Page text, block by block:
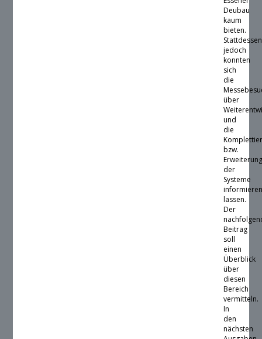
Deubau
kaum
bieten.
Stattdessen
jedoch
konnten
sich
die
über
und
die
bzw.
der
Systeme
lassen.
Der
Beitrag
soll
einen
Überblick
über
diesen
Bereich
vermitteln.
In
den
nächsten